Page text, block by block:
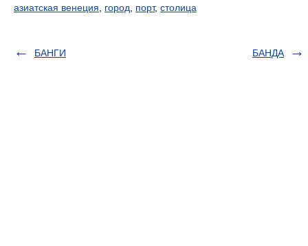
азиатская венеция
город порт, столица
БАНГИ БАНДА